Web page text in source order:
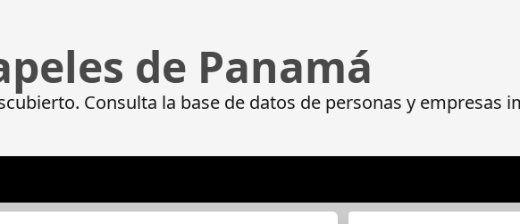
de Panamá
Consulta la base de datos de personas y empresas